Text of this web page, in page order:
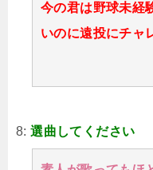
今の君は野球未経
いのに遠投にチャ
8:選曲してください